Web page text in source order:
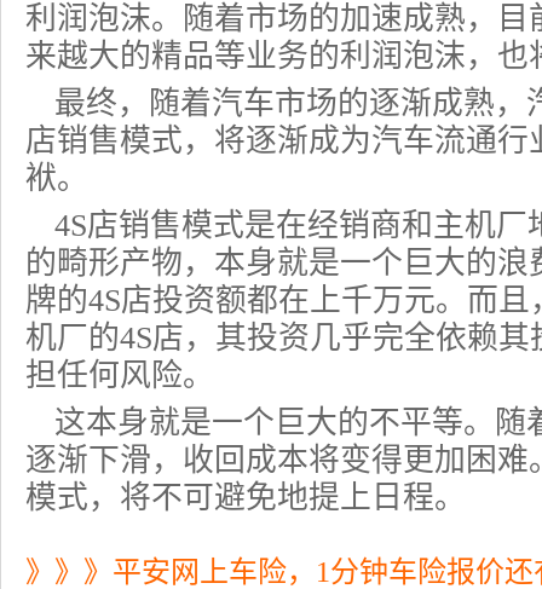
利润泡沫。随着市场的加速成熟，
来越大的精品等业务的利润泡沫，也
最终，随着汽车市场的逐渐成熟，
店销售模式，将逐渐成为汽车流通
袱。
4S店销售模式是在经销商和主机
的畸形产物，本身就是一个巨大的
牌的4S店投资额都在上千万元。而
机厂的4S店，其投资几乎完全依赖
担任何风险。
这本身就是一个巨大的不平等。随
逐渐下滑，收回成本将变得更加困
模式，将不可避免地提上日程。
》》》平安网上车险，1分钟车险报价